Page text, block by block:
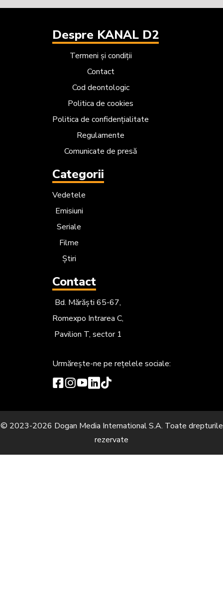
Despre KANAL D2
Termeni și condiții
Contact
Cod deontologic
Politica de cookies
Politica de confidențialitate
Regulamente
Comunicate de presă
Categorii
Vedetele
Emisiuni
Seriale
Filme
Știri
Contact
Bd. Mărăști 65-67,
Romexpo Intrarea C,
Pavilion T, sector 1
Urmărește-ne pe rețelele sociale:
© 2023-2026 Dogan Media International S.A. Toate drepturile
rezervate